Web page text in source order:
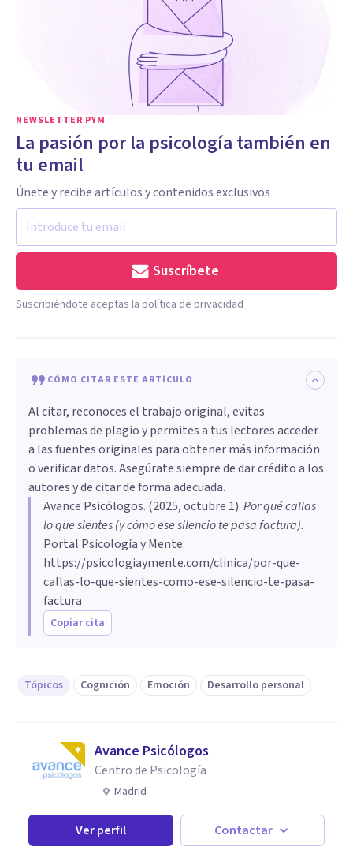
NEWSLETTER PYM
La pasión por la psicología también en
tu email
Únete y recibe artículos y contenidos exclusivos
Suscríbete
Suscribiéndote aceptas la política de privacidad
CÓMO CITAR ESTE ARTÍCULO
Al citar, reconoces el trabajo original, evitas
problemas de plagio y permites a tus lectores acceder
a las fuentes originales para obtener más información
o verificar datos. Asegúrate siempre de dar crédito a los
autores y de citar de forma adecuada.
Avance Psicólogos. (2025, octubre 1).Por qué callas
lo que sientes (y cómo ese silencio te pasa factura).
Portal Psicología y Mente.
https://psicologiaymente.com/clinica/por-que-
callas-lo-que-sientes-como-ese-silencio-te-pasa-
factura
Copiar cita
Tópicos Cognición Emoción Desarrollo personal
Avance Psicólogos
Centro de Psicología
Madrid
Ver perfil Contactar